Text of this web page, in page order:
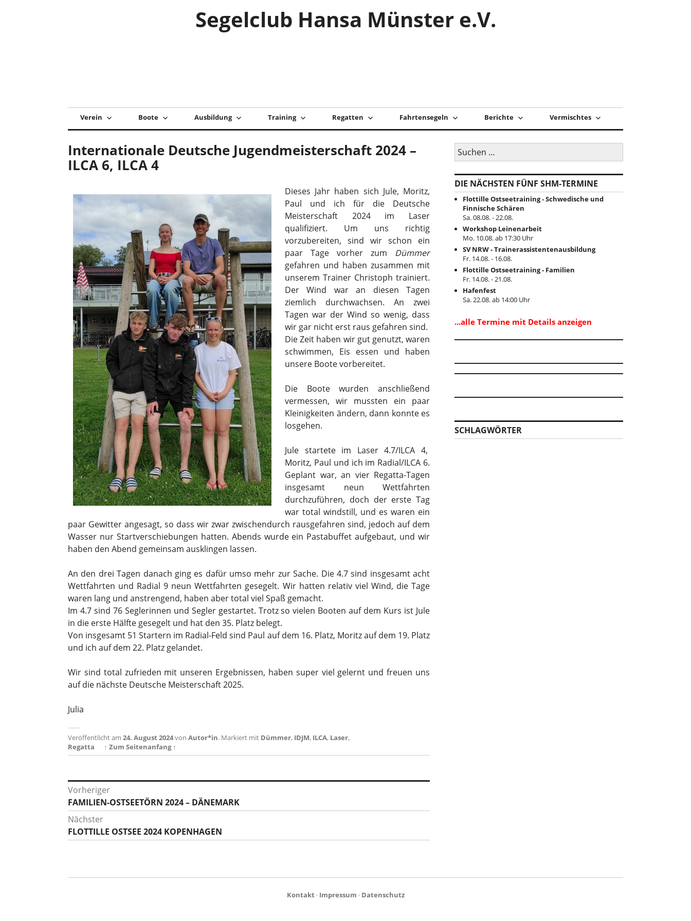
Segelclub Hansa Münster e.V.
Verein Boote Ausbildung Training Regatten Fahrtensegeln Berichte Vermischtes
Internationale Deutsche Jugendmeisterschaft 2024 –
ILCA 6, ILCA 4
Dieses Jahr haben sich Jule, Moritz,
Paul und ich für die Deutsche
Meisterschaft 2024 im Laser
qualifiziert. Um uns richtig
vorzubereiten, sind wir schon ein
paar Tage vorher zum Dümmer
gefahren und haben zusammen mit
unserem Trainer Christoph trainiert.
Der Wind war an diesen Tagen
ziemlich durchwachsen. An zwei
Tagen war der Wind so wenig, dass
wir gar nicht erst raus gefahren sind.
Die Zeit haben wir gut genutzt, waren
schwimmen, Eis essen und haben
unsere Boote vorbereitet.
Die Boote wurden anschließend
vermessen, wir mussten ein paar
Kleinigkeiten ändern, dann konnte es
losgehen.
Jule startete im Laser 4.7/ILCA 4,
Moritz, Paul und ich im Radial/ILCA 6.
Geplant war, an vier Regatta-Tagen
insgesamt neun Wettfahrten
durchzuführen, doch der erste Tag
war total windstill, und es waren ein
paar Gewitter angesagt, so dass wir zwar zwischendurch rausgefahren sind, jedoch auf dem
Wasser nur Startverschiebungen hatten. Abends wurde ein Pastabuffet aufgebaut, und wir
haben den Abend gemeinsam ausklingen lassen.
An den drei Tagen danach ging es dafür umso mehr zur Sache. Die 4.7 sind insgesamt acht
Wettfahrten und Radial 9 neun Wettfahrten gesegelt. Wir hatten relativ viel Wind, die Tage
waren lang und anstrengend, haben aber total viel Spaß gemacht.
Im 4.7 sind 76 Seglerinnen und Segler gestartet. Trotz so vielen Booten auf dem Kurs ist Jule
in die erste Hälfte gesegelt und hat den 35. Platz belegt.
Von insgesamt 51 Startern im Radial-Feld sind Paul auf dem 16. Platz, Moritz auf dem 19. Platz
und ich auf dem 22. Platz gelandet.
Wir sind total zufrieden mit unseren Ergebnissen, haben super viel gelernt und freuen uns
auf die nächste Deutsche Meisterschaft 2025.
Julia
Veröffentlicht am 24. August 2024von Autor*in. Markiert mit Dümmer, IDJM, ILCA, Laser,
Regatta
↑ Zum Seitenanfang ↑
Beitragsnavigation
Vorheriger
Vorheriger
Beitrag:
FAMILIEN-OSTSEETÖRN 2024 – DÄNEMARK
Nächster
Nächster
Beitrag:
FLOTTILLE OSTSEE 2024 KOPENHAGEN
Suchen
nach:
DIE NÄCHSTEN FÜNF SHM-TERMINE
Flottille Ostseetraining - Schwedische und
Finnische Schären
Sa. 08.08. - 22.08.
Workshop Leinenarbeit
Mo. 10.08. ab 17:30 Uhr
SV NRW - Trainerassistentenausbildung
Fr. 14.08. - 16.08.
Flottille Ostseetraining - Familien
Fr. 14.08. - 21.08.
Hafenfest
Sa. 22.08. ab 14:00 Uhr
...alle Termine mit Details anzeigen
SCHLAGWÖRTER
Kontakt · Impressum · Datenschutz